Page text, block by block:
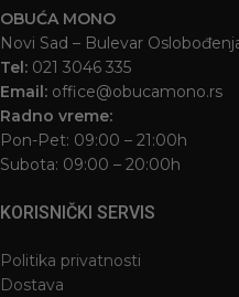
OBUĆA MONO
Novi Sad – Bulevar
Tel: 021 3046 335
Email: office@obucamono.rs
Radno vreme:
Pon-Pet: 09:00 – 21:00h
Subota: 09:00 – 20:00h
KORISNIČKI SERVIS
Politika privatnosti
Dostava